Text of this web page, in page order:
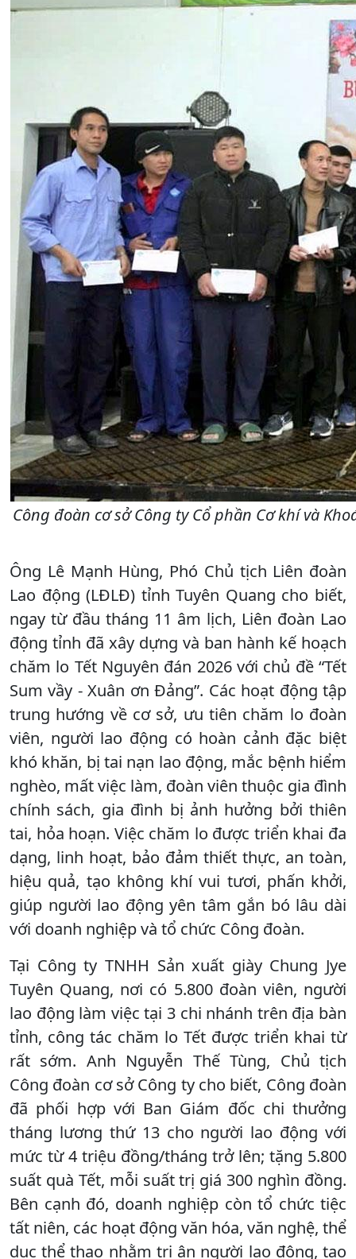
Công đoàn cơ sở Công ty Cổ phần Cơ khí và
Ông Lê Mạnh Hùng, Phó Chủ tịch Liên đoàn
Lao động (LĐLĐ) tỉnh Tuyên Quang cho biết,
ngay từ đầu tháng 11 âm lịch, Liên đoàn Lao
động tỉnh đã xây dựng và ban hành kế hoạch
chăm lo Tết Nguyên đán 2026 với chủ đề “Tết
Sum vầy - Xuân ơn Đảng”. Các hoạt động tập
trung hướng về cơ sở, ưu tiên chăm lo đoàn
viên, người lao động có hoàn cảnh đặc biệt
khó khăn, bị tai nạn lao động, mắc bệnh hiểm
nghèo, mất việc làm, đoàn viên thuộc gia đình
chính sách, gia đình bị ảnh hưởng bởi thiên
tai, hỏa hoạn. Việc chăm lo được triển khai đa
dạng, linh hoạt, bảo đảm thiết thực, an toàn,
hiệu quả, tạo không khí vui tươi, phấn khởi,
giúp người lao động yên tâm gắn bó lâu dài
với doanh nghiệp và tổ chức Công đoàn.
Tại Công ty TNHH Sản xuất giày Chung Jye
Tuyên Quang, nơi có 5.800 đoàn viên, người
lao động làm việc tại 3 chi nhánh trên địa bàn
tỉnh, công tác chăm lo Tết được triển khai từ
rất sớm. Anh Nguyễn Thế Tùng, Chủ tịch
Công đoàn cơ sở Công ty cho biết, Công đoàn
đã phối hợp với Ban Giám đốc chi thưởng
tháng lương thứ 13 cho người lao động với
mức từ 4 triệu đồng/tháng trở lên; tặng 5.800
suất quà Tết, mỗi suất trị giá 300 nghìn đồng.
Bên cạnh đó, doanh nghiệp còn tổ chức tiệc
tất niên, các hoạt động văn hóa, văn nghệ, thể
dục thể thao nhằm tri ân người lao động, tạo